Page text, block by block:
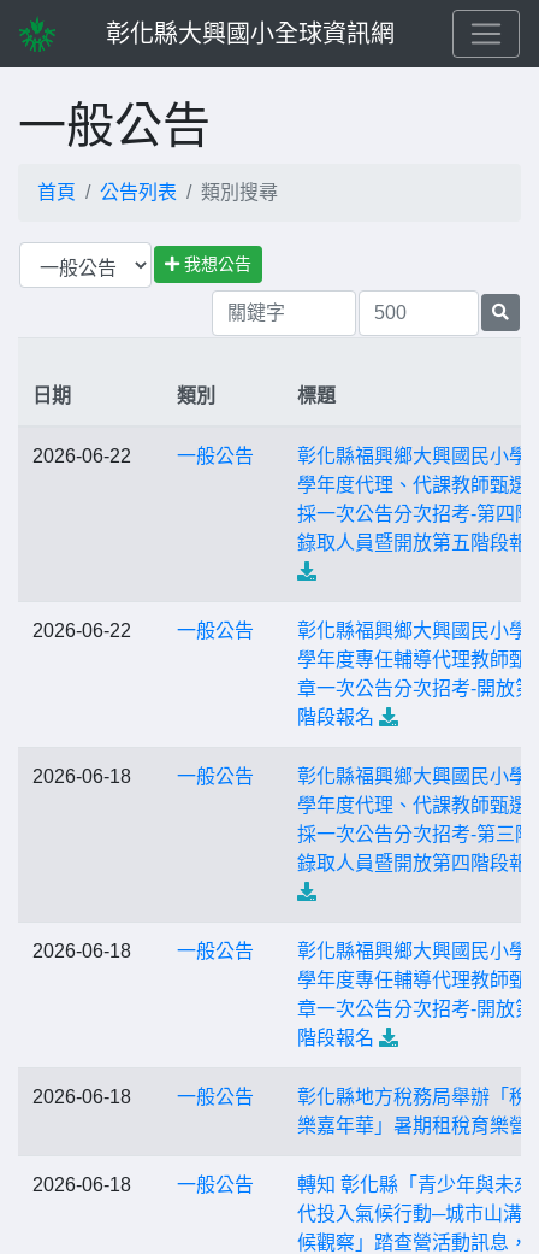
彰化縣大興國小全球資訊網
一般公告
首頁 公告列表 類別搜尋
我想公告
日期 類別 標題
2026-06-22 一般公告
彰化縣福興鄉大興國民小學
學年度代理、代課教師甄選
採一次公告分次招考-第四階
錄取人員暨開放第五階段報
2026-06-22 一般公告
彰化縣福興鄉大興國民小學
學年度專任輔導代理教師甄
章一次公告分次招考-開放第
階段報名
2026-06-18 一般公告
彰化縣福興鄉大興國民小學
學年度代理、代課教師甄選
採一次公告分次招考-第三階
錄取人員暨開放第四階段報
2026-06-18 一般公告
彰化縣福興鄉大興國民小學
學年度專任輔導代理教師甄
章一次公告分次招考-開放第
階段報名
2026-06-18 一般公告
彰化縣地方稅務局舉辦「稅
樂嘉年華」暑期租稅育樂營
2026-06-18 一般公告
轉知 彰化縣「青少年與未來
代投入氣候行動─城市山溝
候觀察」踏查營活動訊息，